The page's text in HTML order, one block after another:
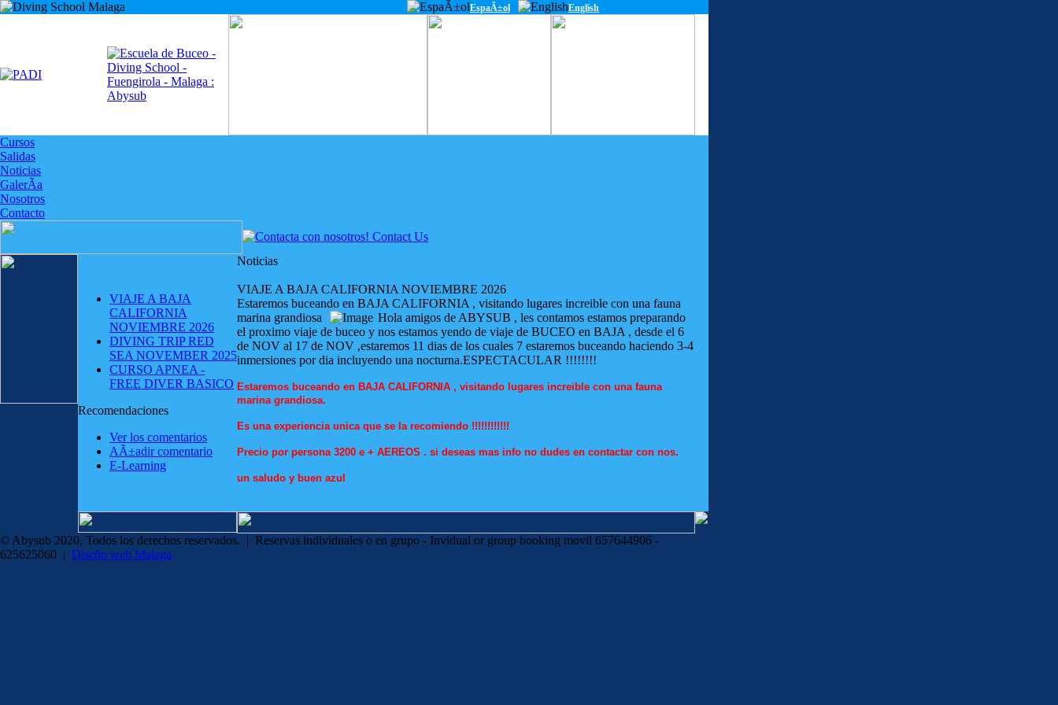
EspaÃ±ol English
Cursos
Salidas
Noticias
GalerÃ­a
Nosotros
Contacto
VIAJE A BAJA
CALIFORNIA
NOVIEMBRE 2026
DIVING TRIP RED
SEA NOVEMBER 2025
CURSO APNEA -
FREE DIVER BASICO
Recomendaciones
Ver los comentarios
AÃ±adir comentario
E-Learning
Noticias
VIAJE A BAJA CALIFORNIA NOVIEMBRE 2026
Estaremos buceando en BAJA CALIFORNIA , visitando lugares increible con una fauna
marina grandiosa
Hola amigos de ABYSUB , les contamos estamos preparando
el proximo viaje de buceo y nos estamos yendo de viaje de BUCEO en BAJA , desde el 6
de NOV al 17 de NOV ,estaremos 11 dias de los cuales 7 estaremos buceando haciendo 3-4
inmersiones por dia incluyendo una nocturna.ESPECTACULAR !!!!!!!!
Estaremos buceando en BAJA CALIFORNIA , visitando lugares increible con una fauna
marina grandiosa.
Es una experiencia unica que se la recomiendo !!!!!!!!!!!!
Precio por persona 3200 e + AEREOS . si deseas mas info no dudes en contactar con nos.
un saludo y buen azul
© Abysub 2020, Todos los derechos reservados. | Reservas individuales o en grupo - Invidual or group booking movil 657644906 -
625625060 | Diseño web Malaga